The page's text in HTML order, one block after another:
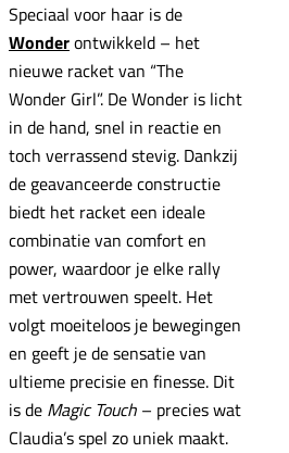
Speciaal voor haar is de
Wonderontwikkeld – het
nieuwe racket van “The
Wonder Girl”. De Wonder is licht
in de hand, snel in reactie en
toch verrassend stevig. Dankzij
de geavanceerde constructie
biedt het racket een ideale
combinatie van comfort en
power, waardoor je elke rally
met vertrouwen speelt. Het
volgt moeiteloos je bewegingen
en geeft je de sensatie van
ultieme precisie en finesse. Dit
is de Magic Touch – precies wat
Claudia’s spel zo uniek maakt.